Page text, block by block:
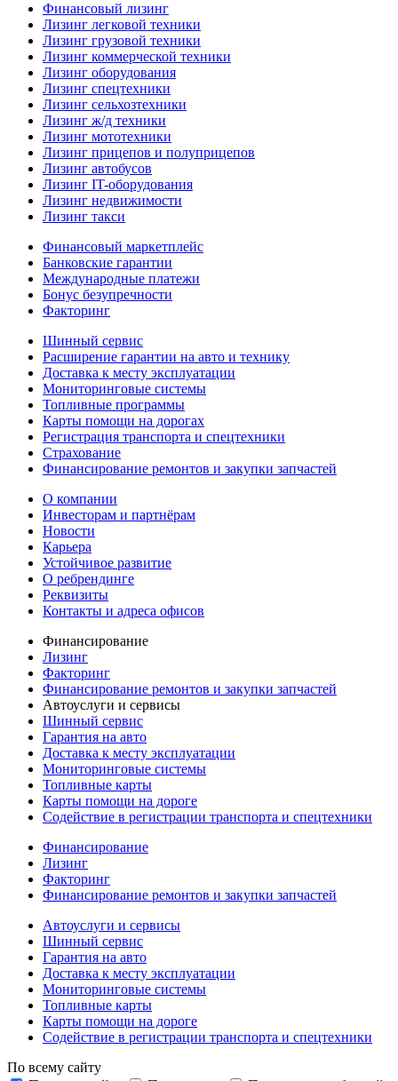
Финансовый лизинг
Лизинг легковой техники
Лизинг грузовой техники
Лизинг коммерческой техники
Лизинг оборудования
Лизинг спецтехники
Лизинг сельхозтехники
Лизинг ж/д техники
Лизинг мототехники
Лизинг прицепов и полуприцепов
Лизинг автобусов
Лизинг IT-оборудования
Лизинг недвижимости
Лизинг такси
Финансовый маркетплейс
Банковские гарантии
Международные платежи
Бонус безупречности
Факторинг
Шинный сервис
Расширение гарантии на авто и технику
Доставка к месту эксплуатации
Мониторинговые системы
Топливные программы
Карты помощи на дорогах
Регистрация транспорта и спецтехники
Страхование
Финансирование ремонтов и закупки запчастей
О компании
Инвесторам и партнёрам
Новости
Карьера
Устойчивое развитие
О ребрендинге
Реквизиты
Контакты и адреса офисов
Финансирование
Лизинг
Факторинг
Финансирование ремонтов и закупки запчастей
Автоуслуги и сервисы
Шинный сервис
Гарантия на авто
Доставка к месту эксплуатации
Мониторинговые системы
Топливные карты
Карты помощи на дороге
Содействие в регистрации транспорта и спецтехники
Финансирование
Лизинг
Факторинг
Финансирование ремонтов и закупки запчастей
Автоуслуги и сервисы
Шинный сервис
Гарантия на авто
Доставка к месту эксплуатации
Мониторинговые системы
Топливные карты
Карты помощи на дороге
Содействие в регистрации транспорта и спецтехники
По всему сайту